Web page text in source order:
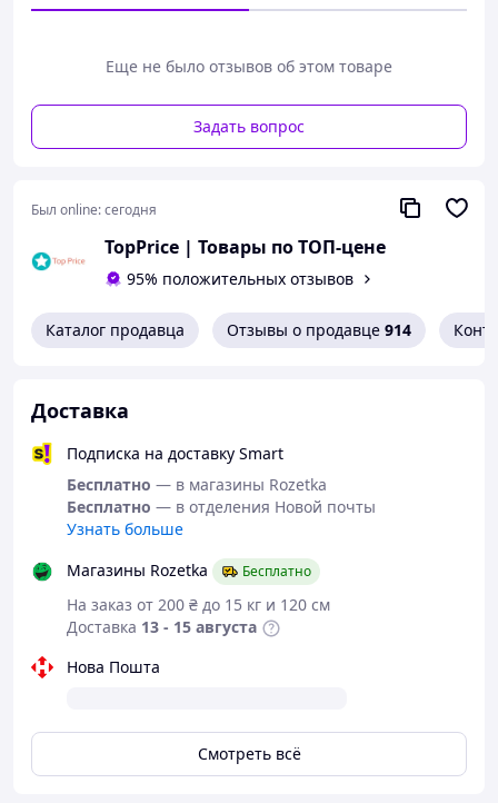
удерживании равновесия и возможности прощупывать
Секции: 3,
Материал палок: алюминий 7075,
Фиксаторы: внешние,
Вес: 550 г,
Еще не было отзывов об этом товаре
Задать вопрос
Был online:сегодня
TopPrice | Товары по ТОП-цене
95% положительных отзывов
Каталог продавца Отзывы о продавце 914
Доставка
Подписка на доставку Smart
Бесплатно — в магазины Rozetka
Бесплатно — в отделения Новой почты
Узнать больше
Магазины Rozetka
Бесплатно
На заказ от 200 ₴ до 15 кг и 120 см
Доставка 13 - 15 августа
Нова Пошта
Смотреть всё